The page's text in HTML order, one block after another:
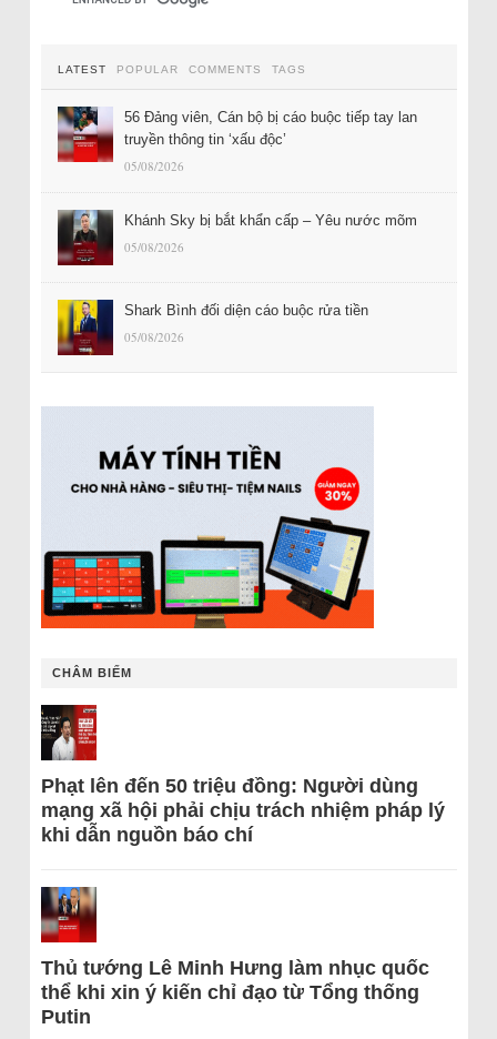
LATEST POPULAR COMMENTS TAGS
56 Đảng viên, Cán bộ bị cáo buộc tiếp tay lan
truyền thông tin ‘xấu độc’
05/08/2026
Khánh Sky bị bắt khẩn cấp – Yêu nước mõm
05/08/2026
Shark Bình đối diện cáo buộc rửa tiền
05/08/2026
CHÂM BIẾM
Phạt lên đến 50 triệu đồng: Người dùng
mạng xã hội phải chịu trách nhiệm pháp lý
khi dẫn nguồn báo chí
Thủ tướng Lê Minh Hưng làm nhục quốc
thể khi xin ý kiến chỉ đạo từ Tổng thống
Putin